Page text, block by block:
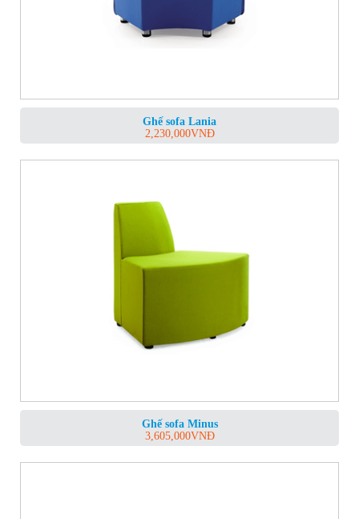
Ghế sofa Lania
2,230,000VNĐ
Ghế sofa Minus
3,605,000VNĐ